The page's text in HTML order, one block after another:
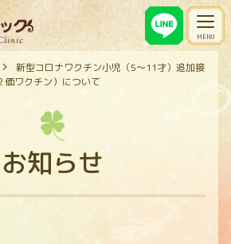
新型コロナワクチン小児（5～11才）追加接
価ワクチン）について
お知らせ